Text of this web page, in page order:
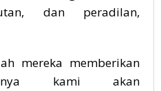
dan peradilan,
mereka memberikan
kami akan